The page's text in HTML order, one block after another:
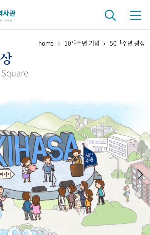
사
드로 보는 연구 역사
연구자들
기록물 행정박물 영상 기록물
는 50년 50
주년 광장
home 50+1주년 기념 50+1주년 광장